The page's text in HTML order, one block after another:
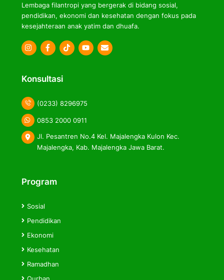
Lembaga filantropi yang bergerak di bidang sosial,
pendidikan, ekonomi dan kesehatan dengan fokus pada
kesejahteraan anak yatim dan dhuafa.
Icon
Icon
Icon
Konsultasi
(0233) 8296975
0853 2000 0911
Jl. Pesantren No.4 Kel. Majalengka Kulon Kec.
Majalengka, Kab. Majalengka Jawa Barat.
Program
Sosial
Pendidikan
Ekonomi
Kesehatan
Ramadhan
Qurban